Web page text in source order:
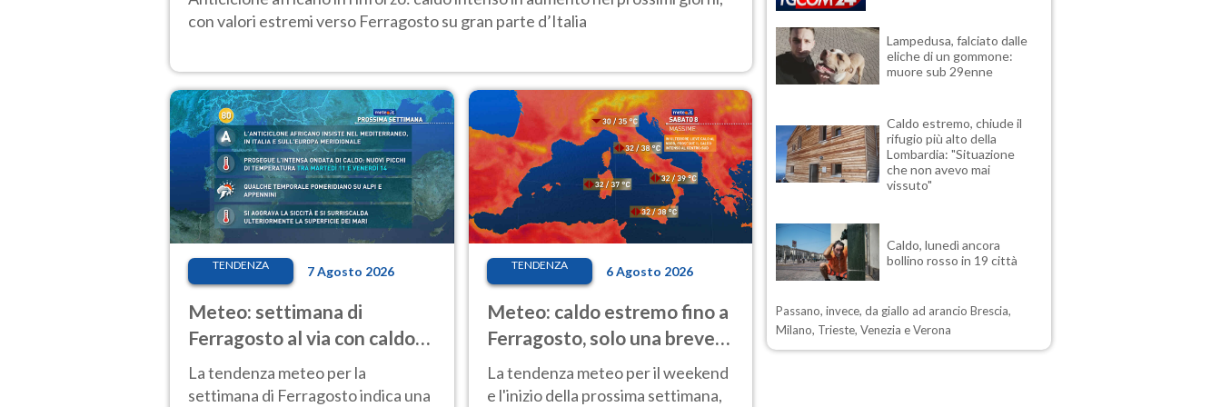
con valori estremi verso Ferragosto su gran parte d’Italia
TENDENZA 7 Agosto 2026
Meteo: settimana di
Ferragosto al via con caldo
intenso e qualche temporale
La tendenza meteo per la
settimana di Ferragosto indica una
TENDENZA 6 Agosto 2026
Meteo: caldo estremo fino a
Ferragosto, solo una breve
pausa. Ecco dove
La tendenza meteo per il weekend
e l'inizio della prossima settimana,
Lampedusa, falciato dalle
eliche di un gommone:
muore sub 29enne
Caldo estremo, chiude il
rifugio più alto della
Lombardia: "Situazione
che non avevo mai
vissuto"
Caldo, lunedì ancora
bollino rosso in 19 città
Passano, invece, da giallo ad arancio Brescia,
Milano, Trieste, Venezia e Verona